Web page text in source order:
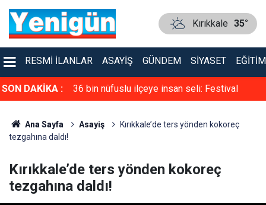
Kırıkkale 35°
RESMI İLANLAR ASAYIŞ GÜNDEM SIYASET EĞITIM
SON DAKİKA :
günü: Aslı 36 bin nüfuslu ilçeye insan seli: Festival
Ana Sayfa Asayiş
Kırıkkale’de ters yönden kokoreç
tezgahına daldı!
Kırıkkale’de ters yönden kokoreç
tezgahına daldı!